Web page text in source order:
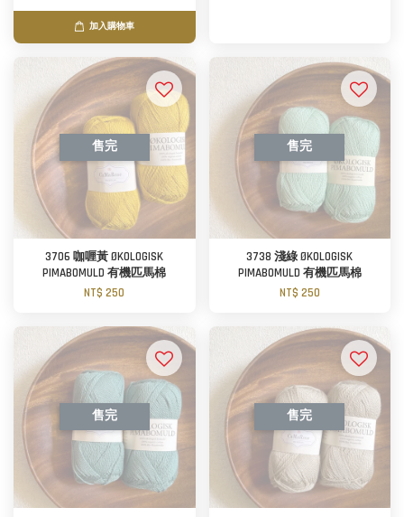
加入購物車
售完
3706 咖喱黃 ØKOLOGISK
PIMABOMULD 有機匹馬棉
NT$ 250
售完
3738 淺綠 ØKOLOGISK
PIMABOMULD 有機匹馬棉
NT$ 250
售完 售完